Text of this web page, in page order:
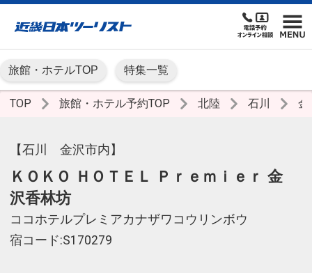
旅館・ホテルTOP 特集一覧
TOP 旅館・ホテル予約TOP 北陸 石川
【石川 金沢市内】
ＫＯＫＯ ＨＯＴＥＬ Ｐｒｅｍｉｅｒ 金
沢香林坊
ココホテルプレミアカナザワコウリンボウ
宿コード:S170279